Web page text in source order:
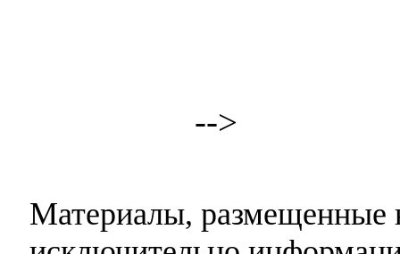
-->
Материалы, размещенные